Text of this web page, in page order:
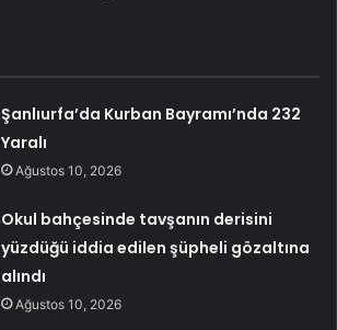
Şanlıurfa’da Kurban Bayramı’nda 232
Yaralı
Ağustos 10, 2026
Okul bahçesinde tavşanın derisini
yüzdüğü iddia edilen şüpheli gözaltına
alındı
Ağustos 10, 2026